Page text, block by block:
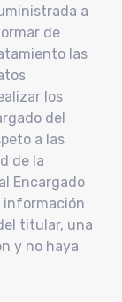
a
de
las
los
del
a las
de la
Encargado
titular, una
y no haya